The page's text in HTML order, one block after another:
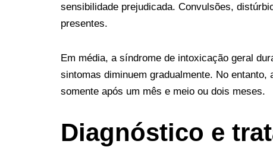
sensibilidade prejudicada. Convulsões,
presentes.
Em média, a síndrome de intoxicação geral
sintomas diminuem gradualmente. No
somente após um mês e meio ou dois meses.
Diagnóstico e